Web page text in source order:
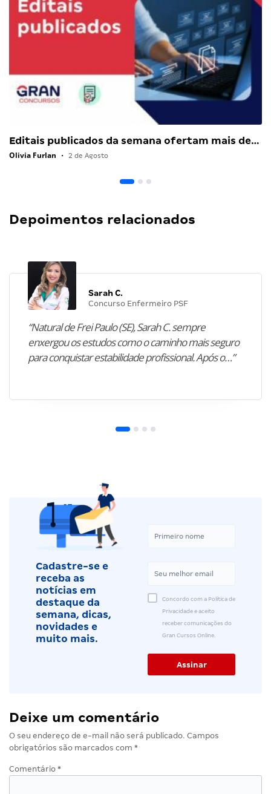
Editais publicados da semana ofertam mais de…
Olivia Furlan • 2 de Agosto
Depoimentos relacionados
Sarah C.
Concurso Enfermeiro PSF
“Natural de Frei Paulo (SE), Sarah C. sempre
enxergou os estudos como o caminho mais seguro
para conquistar estabilidade profissional. Após o…”
Cadastre-se e
receba as
notícias em
destaque da
semana, dicas,
novidades e
muito mais.
Concordo com a Política de
Privacidade e aceito
receber comunicações do
Gran Cursos Online.
Deixe um comentário
O seu endereço de e-mail não será publicado. Campos
obrigatórios são marcados com *
Comentário *